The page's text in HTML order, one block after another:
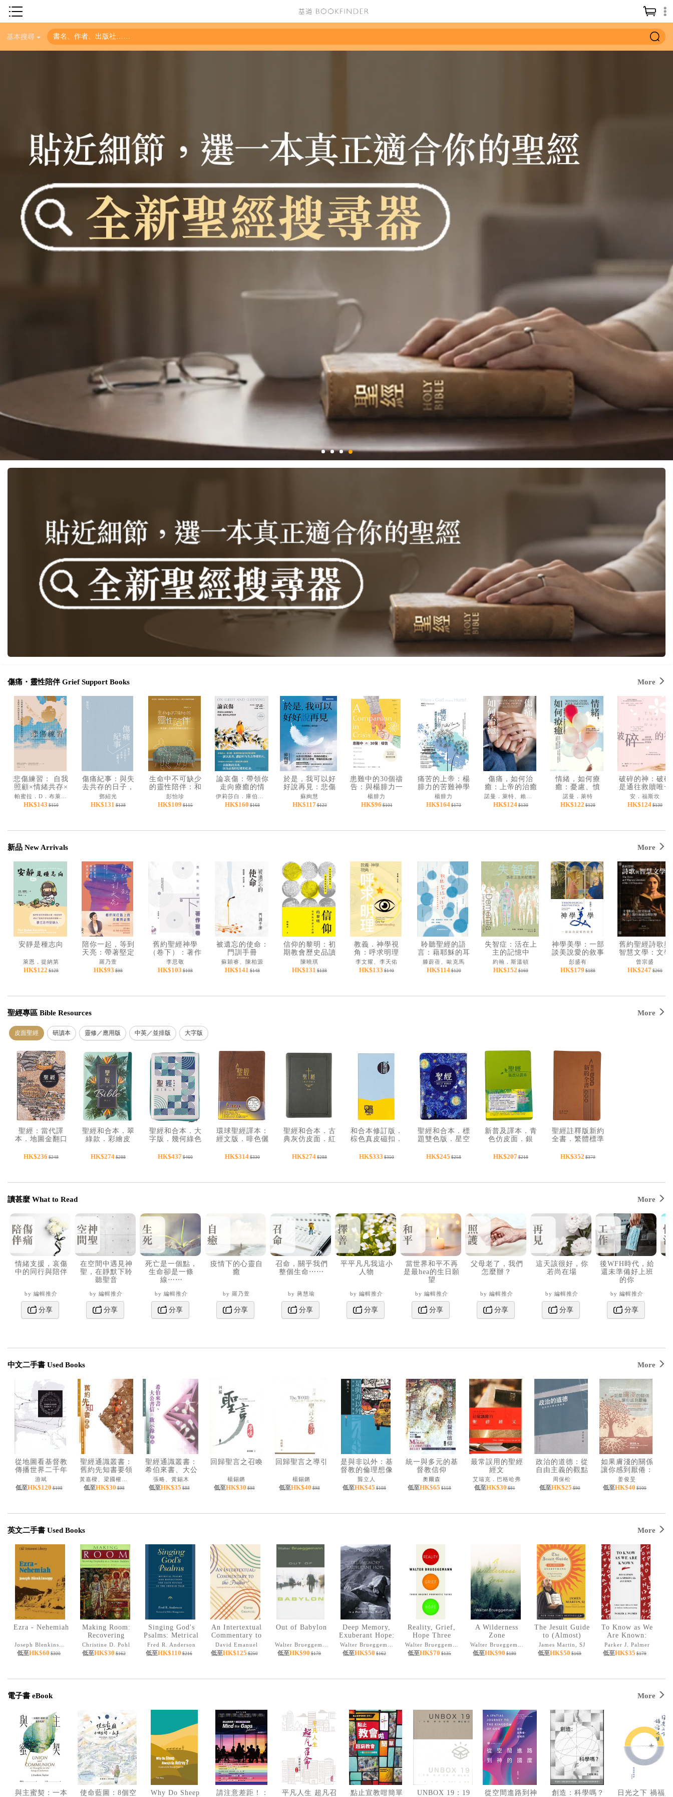
神學／教義
信徒生活
教會事工
分齡牧養
社會／倫理
哲學／宗教比較
見證／傳記
文藝／勵志
中文二手書
電子書
基本搜尋
傷痛・靈性陪伴 Grief Support Books More
悲傷練習： 自我
照顧×情緒共存×
人際關係的溫柔
支持，在孤單中
HK$143 $150
傷痛紀事：與失
去共存的日子，
在終末期盼之下
鄧紹光
HK$131 $138
生命中不可缺少
的靈性陪伴：和
耶穌一起成為最
好的傾聽者
彭怡珍
HK$109 $115
論哀傷：帶領你
走向療癒的情
緒、靈性與心理
旅程（20週年經
HK$160 $168
於是，我可以好
好說再見：悲傷
療癒心靈地圖
（暢銷經典版）
蘇絢慧
HK$117 $123
患難中的30個禱
告：與楊腓力一
起學習陪伴受苦
者
楊腓力
HK$96 $101
痛苦的上帝：楊
腓力的苦難神學
楊腓力
HK$164 $173
傷痛，如何治
癒：上帝的治癒
恩典，能修復破
碎的關係，醫治
HK$124 $130
情緒，如何療
癒：憂慮、憤
怒、壓力和憂鬱
的15個情緒解答
諾曼．萊特
HK$122 $128
破碎的神：破碎
是通往救贖唯一
的道路
安．福斯坎
HK$124 $130
新品 New Arrivals More
安靜是種志向
萊恩．提納第
HK$122 $128
陪你一起，等到
天亮：帶著堅定
帶著溫柔的陪伴
紀事
羅乃萱
HK$93 $98
舊約聖經神學
（卷下）：著作
聖卷
李思敬
HK$103 $108
被遺忘的使命：
門訓手冊
蘇穎睿、陳柏源
HK$141 $148
信仰的黎明：初
期教會歷史品讀
陳曉琪
HK$131 $138
教義．神學視
角：呼求明理
李文耀、李天佑
HK$133 $140
聆聽聖經的語
言：藉耶穌的耳
聆聽聖經的語言
滕蔚蓓、歐克馬
HK$114 $120
失智症：活在上
主的記憶中
約翰．斯溫頓
HK$152 $160
神學美學：一部
談美說愛的敘事
彭盛有
HK$179 $188
舊約聖經詩歌與
智慧文學：文學
特色、經文形
成、神學主題與
曾宗盛
HK$247 $260
聖經專區 Bible Resources More
皮面聖經 研讀本 靈修／應用版 中英／並排版 大字版
聖經：當代譯
本．地圖金翻口
裝．
HK$236 $248
聖經和合本．翠
綠款．彩繪皮
紅字．姆指索
HK$274 $288
聖經和合本．大
字版．幾何綠色
鏈．姆指索引．
HK$437 $460
環球聖經譯本：
經文版．啡色儷
S48TS11J2
HK$314 $330
聖經和合本．古
典灰仿皮面．紅
索引．精裝．
HK$274 $288
和合本修訂版．
棕色真皮磁扣．
RCUH47AXBRN
HK$333 $350
聖經和合本．標
題雙色版．星空
紅字．翻口彩
HK$245 $258
新普及譯本．青
色仿皮面．銀
HK$207 $218
聖經註釋版新約
全書．繁體標準
邊．S34TS11J2
HK$352 $370
讀甚麼 What to Read More
情緒支援，哀傷
中的同行與陪伴
by 編輯推介
分享
在空間中遇見神
聖，在靜默下聆
聽聖音
by 編輯推介
分享
死亡是一個點，
生命卻是一條
線⋯⋯
by 編輯推介
分享
疫情下的心靈自
癒
by 羅乃萱
分享
召命，關乎我們
整個生命⋯⋯
by 蔣慧瑜
分享
平平凡凡我這小
人物
by 編輯推介
分享
當世界和平不再
是最hea的生日願
望
by 編輯推介
分享
父母老了，我們
怎麼辦？
by 編輯推介
分享
這天該很好，你
若尚在場
by 編輯推介
分享
後WFH時代，給
還未準備好上班
的你
by 編輯推介
分享
中文二手書 Used Books More
從地圖看基督教
傳播世界二千年
（精裝）
游斌
低至HK$120 $198
聖經通識叢書：
舊約先知書要領
低至HK$30 $98
聖經通識叢書：
希伯來書、大公
書信與啟示錄要
領
張略、黃錫木
低至HK$35 $88
回歸聖言之召喚
楊錫鏘
低至HK$30 $98
回歸聖言之導引
楊錫鏘
低至HK$40 $98
是與非以外：基
督教的倫理想像
龔立人
低至HK$45 $108
統一與多元的基
督教信仰
奧爾森
低至HK$65 $158
最常誤用的聖經
經文
艾瑞克．巴格哈弗
低至HK$30 $81
政治的道德：從
自由主義的觀點
看
周保松
低至HK$25 $90
如果膚淺的關係
讓你感到厭倦：
你該發展深度而
成熟的人際關係
姜俊旻
低至HK$40 $100
英文二手書 Used Books More
Ezra - Nehemiah
低至HK$60 $300
Making Room:
Recovering
Hospitality as a
Christian
Christine D. Pohl
低至HK$30 $162
Singing God's
Psalms: Metrical
Psalms and
Reflections for
Fred R. Anderson
低至HK$110 $216
An Intertextual
Commentary to
the Psalter
David Emanuel
低至HK$125 $250
Out of Babylon
低至HK$90 $179
Deep Memory,
Exuberant Hope:
Contested Truth
in a Post-
低至HK$50 $162
Reality, Grief,
Hope Three
Urgent Prophetic
Tasks
低至HK$70 $135
A Wilderness
Zone
低至HK$90 $180
The Jesuit Guide
to (Almost)
Everything: A
Spirituality for
James Martin, SJ
低至HK$50 $169
To Know as We
Are Known:
Education as a
Spiritual Journey
Parker J. Palmer
低至HK$35 $179
電子書 eBook More
與主蜜契：一本 使命藍圖：8個空 Why Do Sheep 請注意差距！： 平凡人生 超凡召 點止宣教咁簡單 UNBOX 19：19 從空間進路到神 創造：科學嗎？ 日光之下 禍福人